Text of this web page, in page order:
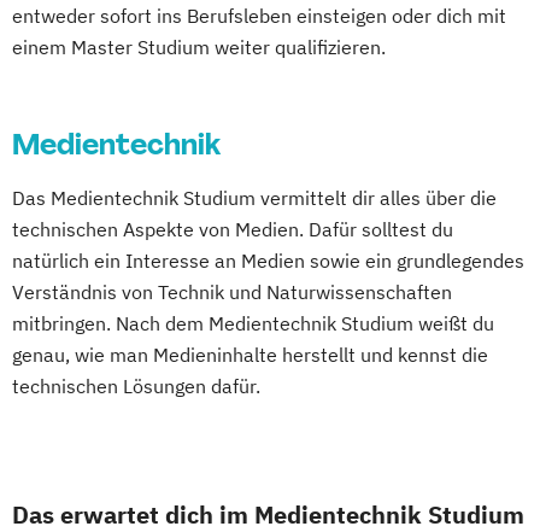
entweder sofort ins Berufsleben einsteigen oder dich mit
einem Master Studium weiter qualifizieren.
Medientechnik
Das Medientechnik Studium vermittelt dir alles über die
technischen Aspekte von Medien. Dafür solltest du
natürlich ein Interesse an Medien sowie ein grundlegendes
Verständnis von Technik und Naturwissenschaften
mitbringen. Nach dem Medientechnik Studium weißt du
genau, wie man Medieninhalte herstellt und kennst die
technischen Lösungen dafür.
Das erwartet dich im Medientechnik Studium